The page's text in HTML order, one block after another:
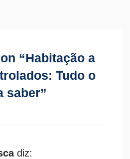
“Habitação a
Tudo o
saber”
diz: